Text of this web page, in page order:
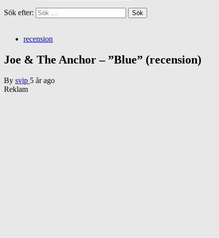
Sök efter:
recension
Joe & The Anchor – ”Blue” (recension)
By svip 5 år ago
Reklam